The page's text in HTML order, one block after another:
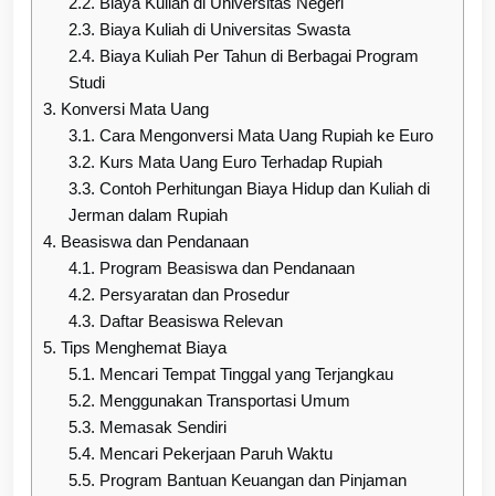
2.3. Biaya Kuliah di Universitas Swasta
2.4. Biaya Kuliah Per Tahun di Berbagai Program
Studi
3. Konversi Mata Uang
3.1. Cara Mengonversi Mata Uang Rupiah ke Euro
3.2. Kurs Mata Uang Euro Terhadap Rupiah
3.3. Contoh Perhitungan Biaya Hidup dan Kuliah di
Jerman dalam Rupiah
4. Beasiswa dan Pendanaan
4.1. Program Beasiswa dan Pendanaan
4.2. Persyaratan dan Prosedur
4.3. Daftar Beasiswa Relevan
5. Tips Menghemat Biaya
5.1. Mencari Tempat Tinggal yang Terjangkau
5.2. Menggunakan Transportasi Umum
5.3. Memasak Sendiri
5.4. Mencari Pekerjaan Paruh Waktu
5.5. Program Bantuan Keuangan dan Pinjaman